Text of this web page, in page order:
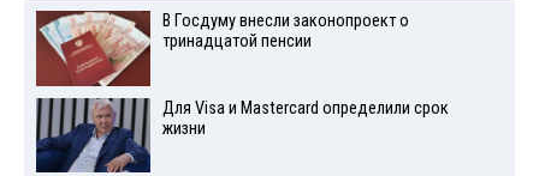
В Госдуму внесли законопроект о
тринадцатой пенсии
Для Visа и Mastercard определили срок
жизни